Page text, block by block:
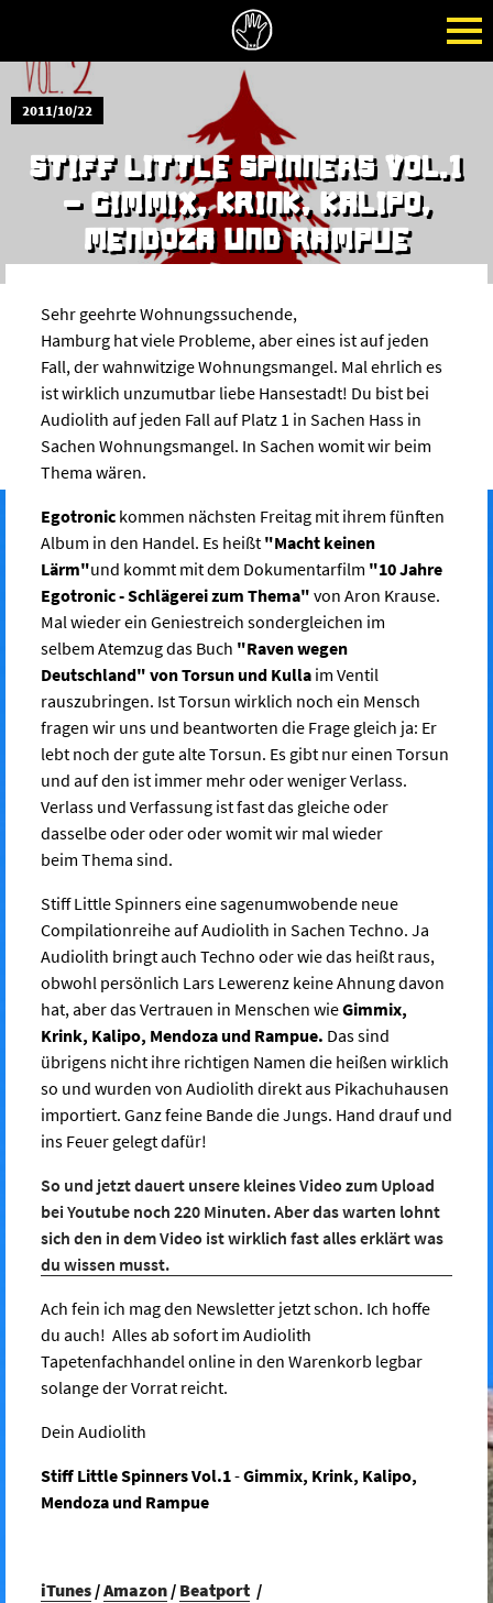
2011/10/22
STIFF LITTLE SPINNERS VOL.1
- GIMMIX, KRINK, KALIPO,
MENDOZA UND RAMPUE
Sehr geehrte Wohnungssuchende,
Hamburg hat viele Probleme, aber eines ist auf jeden
Fall, der wahnwitzige Wohnungsmangel. Mal ehrlich es
ist wirklich unzumutbar liebe Hansestadt! Du bist bei
Audiolith auf jeden Fall auf Platz 1 in Sachen Hass in
Sachen Wohnungsmangel. In Sachen womit wir beim
Thema wären.
Egotronic kommen nächsten Freitag mit ihrem fünften
Album in den Handel. Es heißt "Macht keinen
Lärm"und kommt mit dem Dokumentarfilm "10 Jahre
Egotronic - Schlägerei zum Thema" von Aron Krause.
Mal wieder ein Geniestreich sondergleichen im
selbem Atemzug das Buch "Raven wegen
Deutschland" von Torsun und Kulla im Ventil
rauszubringen. Ist Torsun wirklich noch ein Mensch
fragen wir uns und beantworten die Frage gleich ja: Er
lebt noch der gute alte Torsun. Es gibt nur einen Torsun
und auf den ist immer mehr oder weniger Verlass.
Verlass und Verfassung ist fast das gleiche oder
dasselbe oder oder oder womit wir mal wieder
beim Thema sind.
Stiff Little Spinners eine sagenumwobende neue
Compilationreihe auf Audiolith in Sachen Techno. Ja
Audiolith bringt auch Techno oder wie das heißt raus,
obwohl persönlich Lars Lewerenz keine Ahnung davon
hat, aber das Vertrauen in Menschen wieGimmix,
Krink, Kalipo, Mendoza und Rampue. Das sind
übrigens nicht ihre richtigen Namen die heißen wirklich
so und wurden von Audiolith direkt aus Pikachuhausen
importiert. Ganz feine Bande die Jungs. Hand drauf und
ins Feuer gelegt dafür!
So und jetzt dauert unsere kleines Video zum Upload
bei Youtube noch 220 Minuten. Aber das warten lohnt
sich den in dem Video ist wirklich fast alles erklärt was
du wissen musst.
Ach fein ich mag den Newsletter jetzt schon. Ich hoffe
du auch! Alles ab sofort im Audiolith
Tapetenfachhandel online in den Warenkorb legbar
solange der Vorrat reicht.
Dein Audiolith
Stiff Little Spinners Vol.1-Gimmix, Krink, Kalipo,
Mendoza und Rampue
iTunes /Amazon / Beatport /